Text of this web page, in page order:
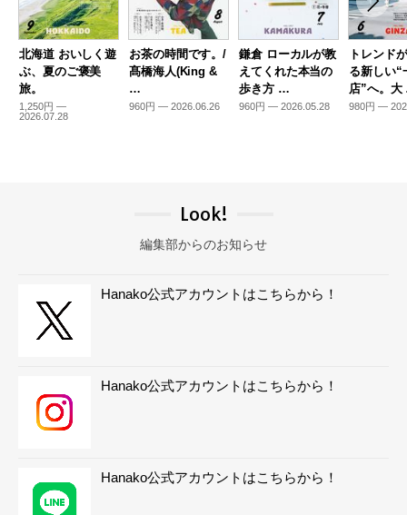
北海道 おいしく遊
ぶ、夏のご褒美
旅。
1,250円 —
2026.07.28
お茶の時間です。/
髙橋海人(King &
…
960円 — 2026.06.26
鎌倉 ローカルが教
えてくれた本当の
歩き方 …
960円 — 2026.05.28
トレンド
る新しい“
店”へ。
980円 —
Look!
編集部からのお知らせ
Hanako公式アカウントはこちらから！
Hanako公式アカウントはこちらから！
Hanako公式アカウントはこちらから！